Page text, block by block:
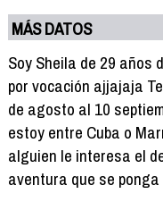
MÁS DATOS
Soy Sheila de 29 años
por vocación ajjajaja
de agosto al 10
estoy entre Cuba o
alguien le interesa el
aventura que se